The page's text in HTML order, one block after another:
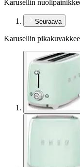
Karusellin
Seuraava
Karusellin